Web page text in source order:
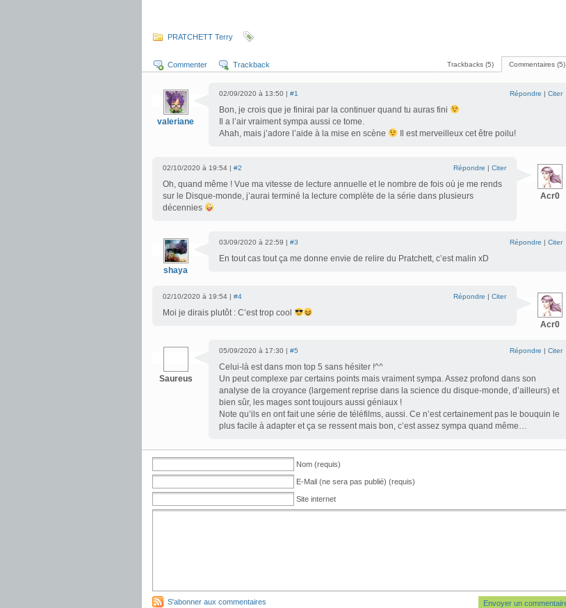
PRATCHETT Terry
Commentaires (5)
Trackbacks (5)
Commenter Trackback
valeriane
02/09/2020 à 13:50 | #1 Répondre | Citer
Bon, je crois que je finirai par la continuer quand tu auras fini
Il a l’air vraiment sympa aussi ce tome.
Ahah, mais j’adore l’aide à la mise en scène
Il est merveilleux cet être poilu!
Acr0
02/10/2020 à 19:54 | #2 Répondre | Citer
Oh, quand même ! Vue ma vitesse de lecture annuelle et le nombre de fois où je me rends
sur le Disque-monde, j’aurai terminé la lecture complète de la série dans plusieurs
décennies
shaya
03/09/2020 à 22:59 | #3 Répondre | Citer
En tout cas tout ça me donne envie de relire du Pratchett, c’est malin xD
Acr0
02/10/2020 à 19:54 | #4 Répondre | Citer
Moi je dirais plutôt : C’est trop cool
Saureus
05/09/2020 à 17:30 | #5 Répondre | Citer
Celui-là est dans mon top 5 sans hésiter !^^
Un peut complexe par certains points mais vraiment sympa. Assez profond dans son
analyse de la croyance (largement reprise dans la science du disque-monde, d’ailleurs) et
bien sûr, les mages sont toujours aussi géniaux !
Note qu’ils en ont fait une série de téléfilms, aussi. Ce n’est certainement pas le bouquin le
plus facile à adapter et ça se ressent mais bon, c’est assez sympa quand même…
Nom (requis)
E-Mail (ne sera pas publié) (requis)
Site internet
S'abonner aux commentaires